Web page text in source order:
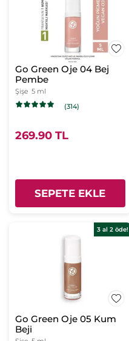
Go Green Oje 04 Bej
Pembe
Şişe 5 ml
(314)
269.90 TL
SEPETE EKLE
3 al 2 öde!
Go Green Oje 05 Kum
Beji